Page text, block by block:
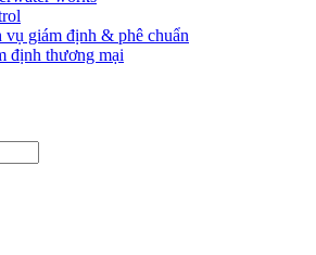
vụ giám định & phê chuẩn
định thương mại